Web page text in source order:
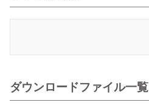
ダウンロードファイル一覧